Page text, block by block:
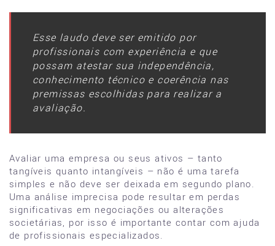
Esse laudo deve ser emitido por
profissionais com experiência e que
possam atestar sua independência,
conhecimento técnico e coerência nas
premissas escolhidas para realizar a
avaliação.
Avaliar uma empresa ou seus ativos – tanto
tangíveis quanto intangíveis – não é uma tarefa
simples e não deve ser deixada em segundo plano.
Uma análise imprecisa pode resultar em perdas
significativas em negociações ou alterações
societárias, por isso é importante contar com ajuda
de profissionais especializados.